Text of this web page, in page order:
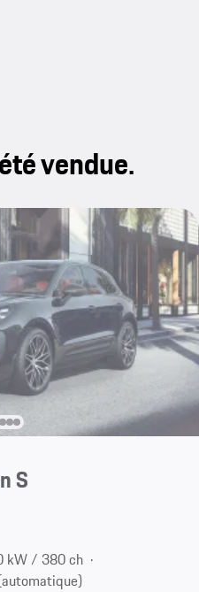
vendue.
S
kW / 380 ch